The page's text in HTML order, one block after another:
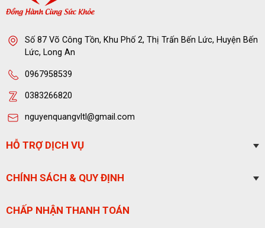
Số 87 Võ Công Tồn, Khu Phố 2, Thị Trấn Bến Lức, Huyện Bến
Lức, Long An
0967958539
0383266820
nguyenquangvltl@gmail.com
HỖ TRỢ DỊCH VỤ
CHÍNH SÁCH & QUY ĐỊNH
CHẤP NHẬN THANH TOÁN